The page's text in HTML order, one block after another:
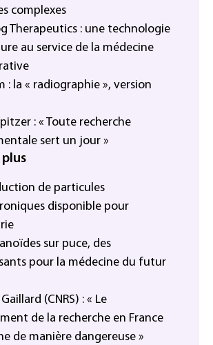
complexes
Therapeutics : une technologie
au service de la médecine
: la « radiographie », version
: « Toute recherche
sert un jour »
plus
de particules
disponible pour
sur puce, des
pour la médecine du futur
(CNRS) : « Le
de la recherche en France
de manière dangereuse »